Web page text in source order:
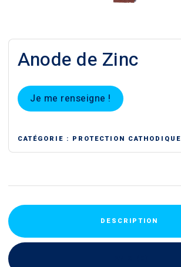
Anode de Zinc
Je me renseigne !
CATÉGORIE : PROTECTION CATHODIQUE
DESCRIPTION